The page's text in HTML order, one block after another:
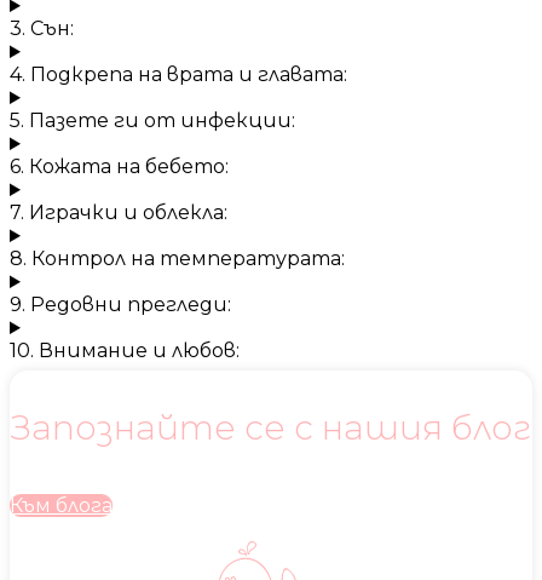
3. Сън:
4. Подкрепа на врата и главата:
5. Пазете ги от инфекции:
6. Кожата на бебето:
7. Играчки и облекла:
8. Контрол на температурата:
9. Редовни прегледи:
10. Внимание и любов:
Запознайте се с нашия блог
Към блога